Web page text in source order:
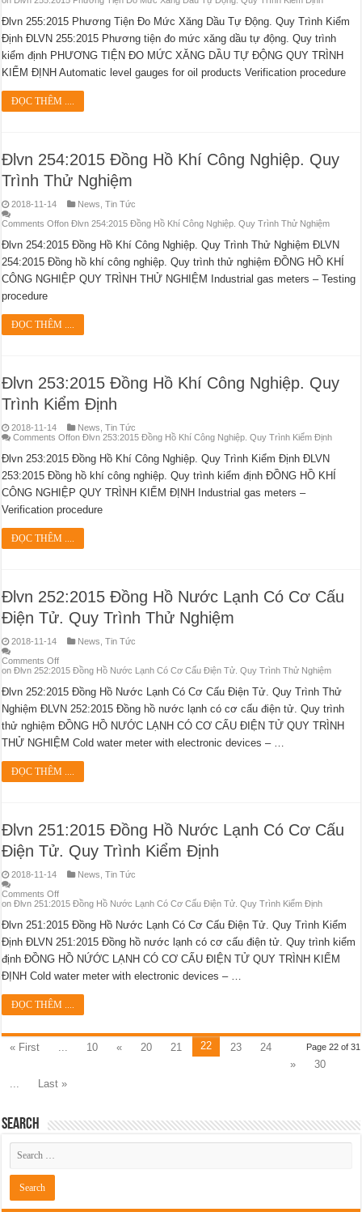
Đlvn 255:2015 Phương Tiện Đo Mức Xăng Dầu Tự Động. Quy Trình Kiểm
Định ĐLVN 255:2015 Phương tiện đo mức xăng dầu tự động. Quy trình
kiểm định PHƯƠNG TIỆN ĐO MỨC XĂNG DẦU TỰ ĐỘNG QUY TRÌNH
KIỂM ĐỊNH Automatic level gauges for oil products Verification procedure
ĐỌC THÊM ....
Đlvn 254:2015 Đồng Hồ Khí Công Nghiệp. Quy
Trình Thử Nghiệm
2018-11-14 News ,Tin Tức
Comments Offon Đlvn 254:2015 Đồng Hồ Khí Công Nghiệp. Quy Trình Thử Nghiệm
Đlvn 254:2015 Đồng Hồ Khí Công Nghiệp. Quy Trình Thử Nghiệm ĐLVN
254:2015 Đồng hồ khí công nghiệp. Quy trình thử nghiệm ĐỒNG HỒ KHÍ
CÔNG NGHIỆP QUY TRÌNH THỬ NGHIỆM Industrial gas meters – Testing
procedure
ĐỌC THÊM ....
Đlvn 253:2015 Đồng Hồ Khí Công Nghiệp. Quy
Trình Kiểm Định
2018-11-14 News ,Tin Tức
Comments Offon Đlvn 253:2015 Đồng Hồ Khí Công Nghiệp. Quy Trình Kiểm Định
Đlvn 253:2015 Đồng Hồ Khí Công Nghiệp. Quy Trình Kiểm Định ĐLVN
253:2015 Đồng hồ khí công nghiệp. Quy trình kiểm định ĐỒNG HỒ KHÍ
CÔNG NGHIỆP QUY TRÌNH KIỂM ĐỊNH Industrial gas meters –
Verification procedure
ĐỌC THÊM ....
Đlvn 252:2015 Đồng Hồ Nước Lạnh Có Cơ Cấu
Điện Tử. Quy Trình Thử Nghiệm
2018-11-14 News ,Tin Tức
Comments Off
on Đlvn 252:2015 Đồng Hồ Nước Lạnh Có Cơ Cấu Điện Tử. Quy Trình Thử Nghiệm
Đlvn 252:2015 Đồng Hồ Nước Lạnh Có Cơ Cấu Điện Tử. Quy Trình Thử
Nghiệm ĐLVN 252:2015 Đồng hồ nước lạnh có cơ cấu điện tử. Quy trình
thử nghiệm ĐỒNG HỒ NƯỚC LẠNH CÓ CƠ CẤU ĐIỆN TỬ QUY TRÌNH
THỬ NGHIỆM Cold water meter with electronic devices – …
ĐỌC THÊM ....
Đlvn 251:2015 Đồng Hồ Nước Lạnh Có Cơ Cấu
Điện Tử. Quy Trình Kiểm Định
2018-11-14 News ,Tin Tức
Comments Off
on Đlvn 251:2015 Đồng Hồ Nước Lạnh Có Cơ Cấu Điện Tử. Quy Trình Kiểm Định
Đlvn 251:2015 Đồng Hồ Nước Lạnh Có Cơ Cấu Điện Tử. Quy Trình Kiểm
Định ĐLVN 251:2015 Đồng hồ nước lạnh có cơ cấu điện tử. Quy trình kiểm
định ĐỒNG HỒ NỨỚC LẠNH CÓ CƠ CẤU ĐIỆN TỬ QUY TRÌNH KIỂM
ĐỊNH Cold water meter with electronic devices – …
ĐỌC THÊM ....
Page 22 of 31
« First ... 10 « 20 21 22 23
24
»
30
...
Last »
Search